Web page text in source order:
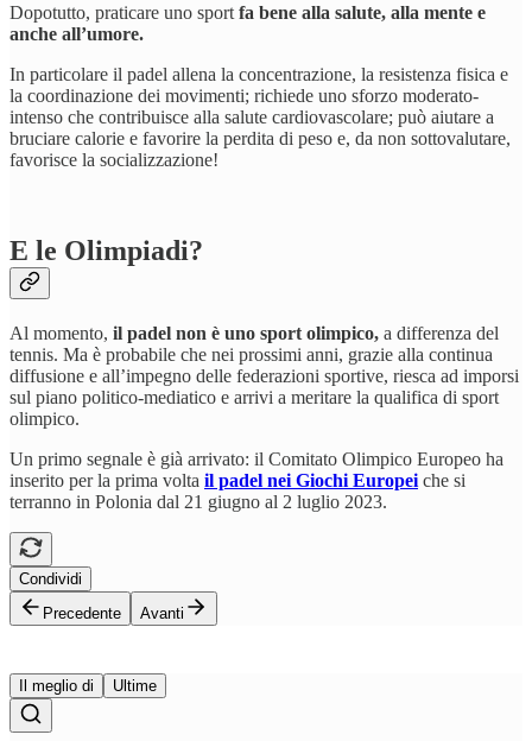
Dopotutto, praticare uno sport fa bene alla salute, alla mente e
anche all’umore.
In particolare il padel allena la concentrazione, la resistenza fisica e
la coordinazione dei movimenti; richiede uno sforzo moderato-
intenso che contribuisce alla salute cardiovascolare; può aiutare a
bruciare calorie e favorire la perdita di peso e, da non sottovalutare,
favorisce la socializzazione!
E le Olimpiadi?
Al momento, il padel non è uno sport olimpico, a differenza del
tennis. Ma è probabile che nei prossimi anni, grazie alla continua
diffusione e all’impegno delle federazioni sportive, riesca ad imporsi
sul piano politico-mediatico e arrivi a meritare la qualifica di sport
olimpico.
Un primo segnale è già arrivato: il Comitato Olimpico Europeo ha
inserito per la prima volta il padel nei Giochi Europei che si
terranno in Polonia dal 21 giugno al 2 luglio 2023.
Condividi
Precedente
Avanti
Il meglio di Ultime